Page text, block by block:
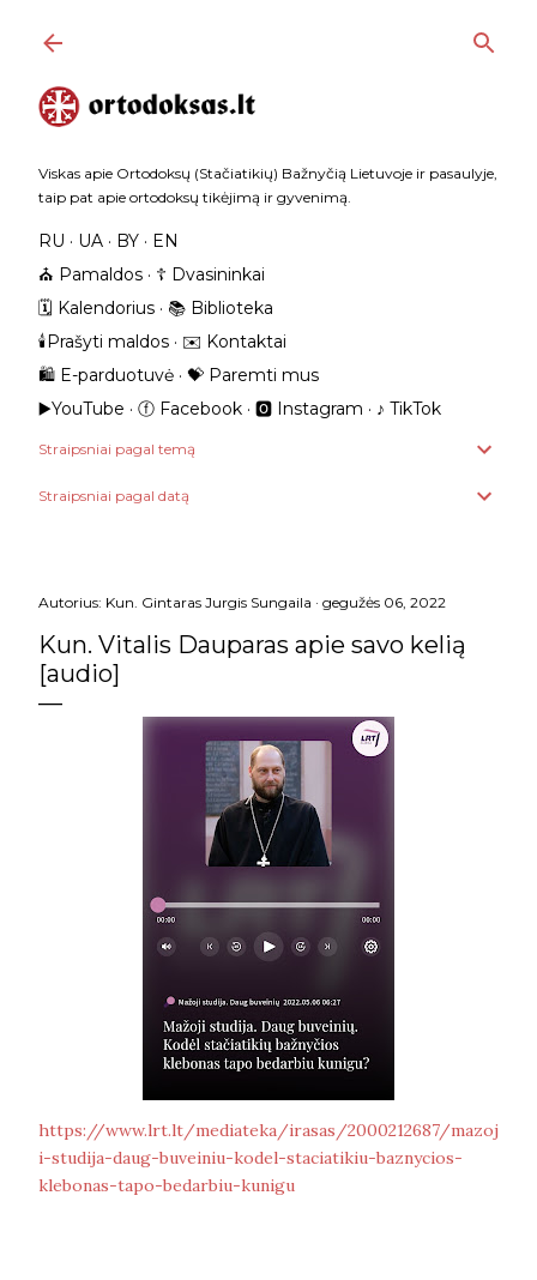
Praleisti ir pereiti prie pagrindinio turinio
Viskas apie Ortodoksų (Stačiatikių) Bažnyčią Lietuvoje ir pasaulyje,
taip pat apie ortodoksų tikėjimą ir gyvenimą.
RU UA BY
EN
⛪️ Pamaldos
☦️ Dvasininkai
🗓️ Kalendorius
📚 Biblioteka
🕯️Prašyti maldos
✉️ Kontaktai
🛍️ E-parduotuvė
💝 Paremti mus
▶️YouTube
ⓕ Facebook 🅾 Instagram ‎♪ TikTok
Straipsniai pagal temą
Straipsniai pagal datą
Autorius: Kun. Gintaras Jurgis Sungaila gegužės 06, 2022
Kun. Vitalis Dauparas apie savo kelią
[audio]
https://www.lrt.lt/mediateka/irasas/2000212687/mazoj
i-studija-daug-buveiniu-kodel-staciatikiu-baznycios-
klebonas-tapo-bedarbiu-kunigu